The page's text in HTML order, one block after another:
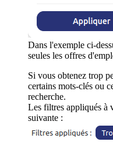
Dans l'exemple ci-
seules les offres
Si vous obtenez trop
certains mots-clés ou
recherche.
Les filtres appliqués à
suivante :